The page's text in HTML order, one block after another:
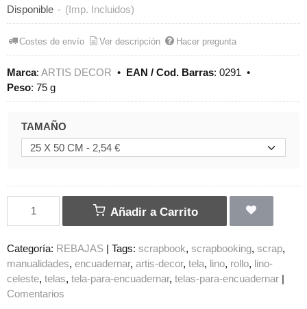
Disponible - (Imp. Incluidos)
Costes de envío Ver descripción Hacer pregunta
Marca: ARTIS DECOR • EAN / Cod. Barras: 0291 •
Peso: 75 g
TAMAÑO
Añadir a Carrito
Categoría: REBAJAS | Tags: scrapbook scrapbooking scrap
manualidades encuadernar artis-decor tela lino rollo lino-
celeste telas tela-para-encuadernar telas-para-encuadernar |
Comentarios